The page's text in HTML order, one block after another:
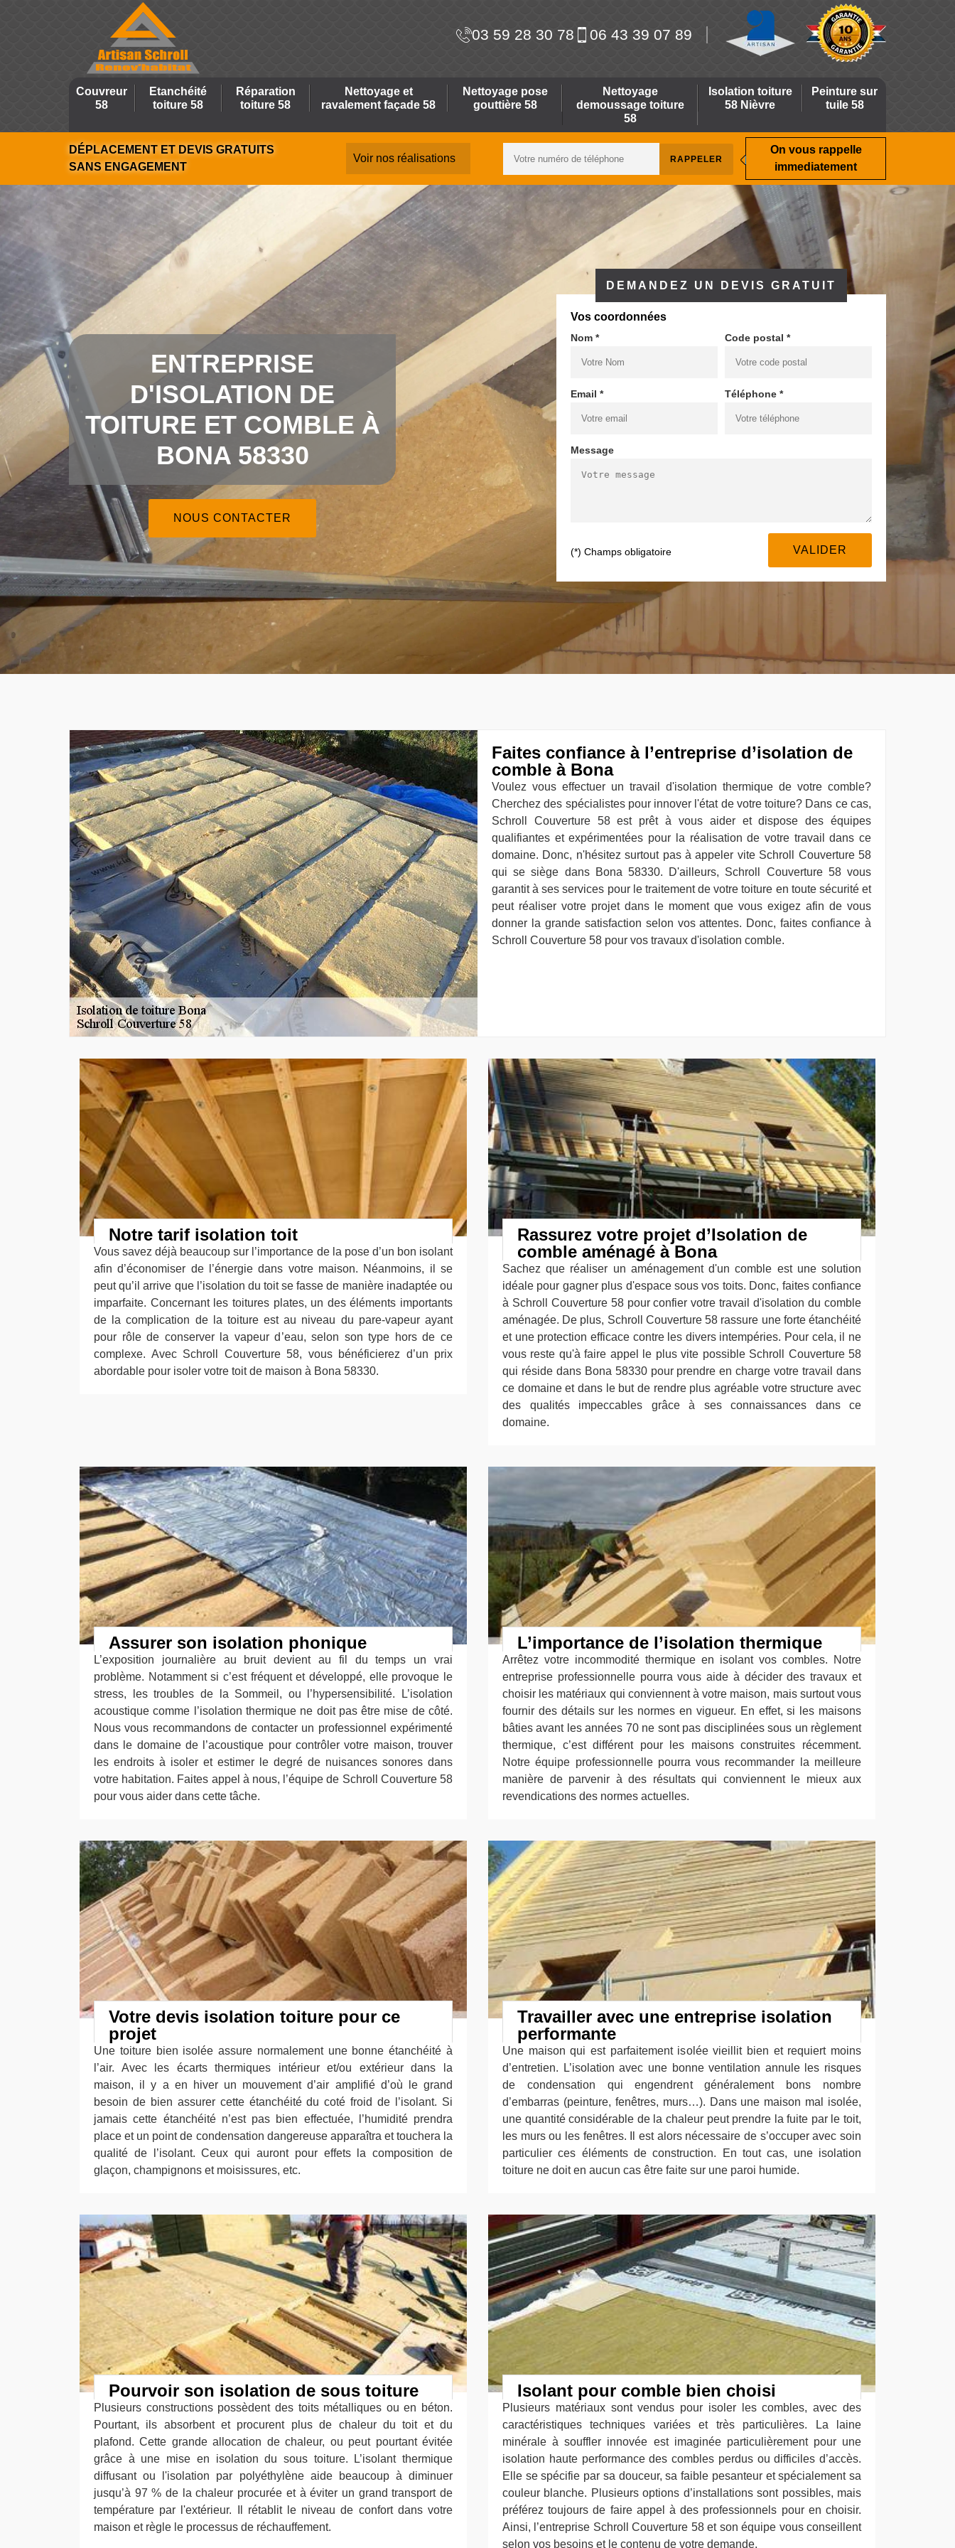
03 59 28 30 78 06 43 39 07 89
Couvreur
58
Etanchéité
toiture 58
Réparation
toiture 58
Nettoyage et
ravalement façade 58
Nettoyage pose
gouttière 58
Nettoyage
demoussage toiture
58
Isolation toiture
58 Nièvre
Peinture sur
tuile 58
DÉPLACEMENT ET DEVIS GRATUITS
SANS ENGAGEMENT
Voir nos réalisations
On vous rappelle
immediatement
ENTREPRISE
D'ISOLATION DE
TOITURE ET COMBLE À
BONA 58330
NOUS CONTACTER
DEMANDEZ UN DEVIS GRATUIT
Vos coordonnées
Nom * Code postal *
Email * Téléphone *
Message
(*) Champs obligatoire
Faites confiance à l’entreprise d’isolation de
comble à Bona
Voulez vous effectuer un travail d'isolation thermique de votre comble?
Cherchez des spécialistes pour innover l'état de votre toiture? Dans ce cas,
Schroll Couverture 58 est prêt à vous aider et dispose des équipes
qualifiantes et expérimentées pour la réalisation de votre travail dans ce
domaine. Donc, n'hésitez surtout pas à appeler vite Schroll Couverture 58
qui se siège dans Bona 58330. D'ailleurs, Schroll Couverture 58 vous
garantit à ses services pour le traitement de votre toiture en toute sécurité et
peut réaliser votre projet dans le moment que vous exigez afin de vous
donner la grande satisfaction selon vos attentes. Donc, faites confiance à
Schroll Couverture 58 pour vos travaux d'isolation comble.
Notre tarif isolation toit
Vous savez déjà beaucoup sur l’importance de la pose d’un bon isolant
afin d’économiser de l’énergie dans votre maison. Néanmoins, il se
peut qu’il arrive que l’isolation du toit se fasse de manière inadaptée ou
imparfaite. Concernant les toitures plates, un des éléments importants
de la complication de la toiture est au niveau du pare-vapeur ayant
pour rôle de conserver la vapeur d’eau, selon son type hors de ce
complexe. Avec Schroll Couverture 58, vous bénéficierez d’un prix
abordable pour isoler votre toit de maison à Bona 58330.
Rassurez votre projet d’Isolation de
comble aménagé à Bona
Sachez que réaliser un aménagement d'un comble est une solution
idéale pour gagner plus d'espace sous vos toits. Donc, faites confiance
à Schroll Couverture 58 pour confier votre travail d'isolation du comble
aménagée. De plus, Schroll Couverture 58 rassure une forte étanchéité
et une protection efficace contre les divers intempéries. Pour cela, il ne
vous reste qu'à faire appel le plus vite possible Schroll Couverture 58
qui réside dans Bona 58330 pour prendre en charge votre travail dans
ce domaine et dans le but de rendre plus agréable votre structure avec
des qualités impeccables grâce à ses connaissances dans ce
domaine.
Assurer son isolation phonique
L’exposition journalière au bruit devient au fil du temps un vrai
problème. Notamment si c’est fréquent et développé, elle provoque le
stress, les troubles de la Sommeil, ou l’hypersensibilité. L’isolation
acoustique comme l’isolation thermique ne doit pas être mise de côté.
Nous vous recommandons de contacter un professionnel expérimenté
dans le domaine de l’acoustique pour contrôler votre maison, trouver
les endroits à isoler et estimer le degré de nuisances sonores dans
votre habitation. Faites appel à nous, l’équipe de Schroll Couverture 58
pour vous aider dans cette tâche.
L’importance de l’isolation thermique
Arrêtez votre incommodité thermique en isolant vos combles. Notre
entreprise professionnelle pourra vous aide à décider des travaux et
choisir les matériaux qui conviennent à votre maison, mais surtout vous
fournir des détails sur les normes en vigueur. En effet, si les maisons
bâties avant les années 70 ne sont pas disciplinées sous un règlement
thermique, c’est différent pour les maisons construites récemment.
Notre équipe professionnelle pourra vous recommander la meilleure
manière de parvenir à des résultats qui conviennent le mieux aux
revendications des normes actuelles.
Votre devis isolation toiture pour ce
projet
Une toiture bien isolée assure normalement une bonne étanchéité à
l’air. Avec les écarts thermiques intérieur et/ou extérieur dans la
maison, il y a en hiver un mouvement d’air amplifié d’où le grand
besoin de bien assurer cette étanchéité du coté froid de l’isolant. Si
jamais cette étanchéité n’est pas bien effectuée, l’humidité prendra
place et un point de condensation dangereuse apparaîtra et touchera la
qualité de l’isolant. Ceux qui auront pour effets la composition de
glaçon, champignons et moisissures, etc.
Travailler avec une entreprise isolation
performante
Une maison qui est parfaitement isolée vieillit bien et requiert moins
d’entretien. L’isolation avec une bonne ventilation annule les risques
de condensation qui engendrent généralement bons nombre
d’embarras (peinture, fenêtres, murs…). Dans une maison mal isolée,
une quantité considérable de la chaleur peut prendre la fuite par le toit,
les murs ou les fenêtres. Il est alors nécessaire de s’occuper avec soin
particulier ces éléments de construction. En tout cas, une isolation
toiture ne doit en aucun cas être faite sur une paroi humide.
Pourvoir son isolation de sous toiture
Plusieurs constructions possèdent des toits métalliques ou en béton.
Pourtant, ils absorbent et procurent plus de chaleur du toit et du
plafond. Cette grande allocation de chaleur, ou peut pourtant évitée
grâce à une mise en isolation du sous toiture. L’isolant thermique
diffusant ou l'isolation par polyéthylène aide beaucoup à diminuer
jusqu’à 97 % de la chaleur procurée et à éviter un grand transport de
température par l'extérieur. Il rétablit le niveau de confort dans votre
maison et règle le processus de réchauffement.
Isolant pour comble bien choisi
Plusieurs matériaux sont vendus pour isoler les combles, avec des
caractéristiques techniques variées et très particulières. La laine
minérale à souffler innovée est imaginée particulièrement pour une
isolation haute performance des combles perdus ou difficiles d’accès.
Elle se spécifie par sa douceur, sa faible pesanteur et spécialement sa
couleur blanche. Plusieurs options d’installations sont possibles, mais
préférez toujours de faire appel à des professionnels pour en choisir.
Ainsi, l’entreprise Schroll Couverture 58 et son équipe vous conseillent
selon vos besoins et le contenu de votre demande.